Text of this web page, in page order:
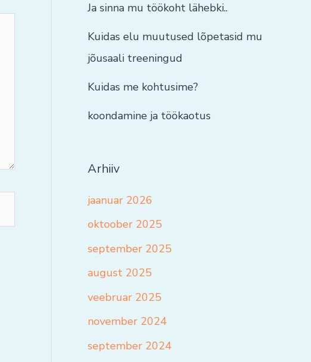
Ja sinna mu töökoht lähebki..
Kuidas elu muutused lõpetasid mu
jõusaali treeningud
Kuidas me kohtusime?
koondamine ja töökaotus
Arhiiv
jaanuar 2026
oktoober 2025
september 2025
august 2025
veebruar 2025
november 2024
september 2024